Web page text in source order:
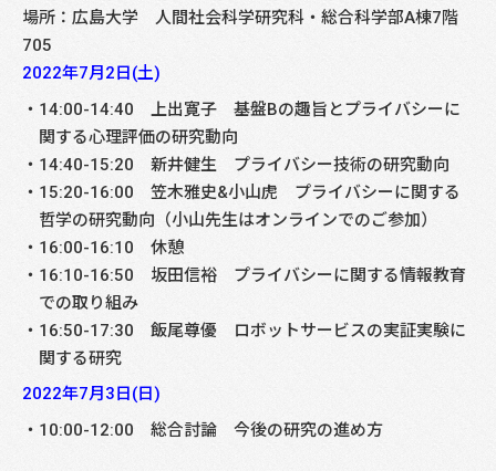
場所：広島大学 人間社会科学研究科・総合科学部A棟7階
705
2022年7月2日(土)
14:00-14:40 上出寛子 基盤Bの趣旨とプライバシーに
関する心理評価の研究動向
14:40-15:20 新井健生 プライバシー技術の研究動向
15:20-16:00 笠木雅史&小山虎 プライバシーに関する
哲学の研究動向（小山先生はオンラインでのご参加）
16:00-16:10 休憩
16:10-16:50 坂田信裕 プライバシーに関する情報教育
での取り組み
16:50-17:30 飯尾尊優 ロボットサービスの実証実験に
関する研究
2022年7月3日(日)
10:00-12:00 総合討論 今後の研究の進め方